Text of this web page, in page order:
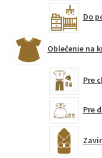
Do
Oblečenie na
Pre
Pre